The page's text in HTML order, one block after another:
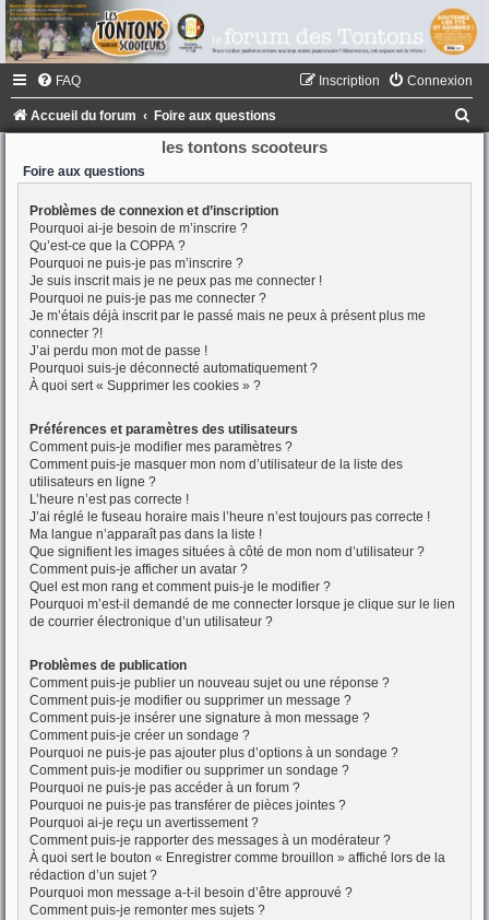
FAQ Connexion
Inscription
Accueil du forum Foire aux questions
les tontons scooteurs
Foire aux questions
Problèmes de connexion et d’inscription
Pourquoi ai-je besoin de m’inscrire ?
Qu’est-ce que la COPPA ?
Pourquoi ne puis-je pas m’inscrire ?
Je suis inscrit mais je ne peux pas me connecter !
Pourquoi ne puis-je pas me connecter ?
Je m’étais déjà inscrit par le passé mais ne peux à présent plus me
connecter ?!
J’ai perdu mon mot de passe !
Pourquoi suis-je déconnecté automatiquement ?
À quoi sert « Supprimer les cookies » ?
Préférences et paramètres des utilisateurs
Comment puis-je modifier mes paramètres ?
Comment puis-je masquer mon nom d’utilisateur de la liste des
utilisateurs en ligne ?
L’heure n’est pas correcte !
J’ai réglé le fuseau horaire mais l’heure n’est toujours pas correcte !
Ma langue n’apparaît pas dans la liste !
Que signifient les images situées à côté de mon nom d’utilisateur ?
Comment puis-je afficher un avatar ?
Quel est mon rang et comment puis-je le modifier ?
Pourquoi m’est-il demandé de me connecter lorsque je clique sur le lien
de courrier électronique d’un utilisateur ?
Problèmes de publication
Comment puis-je publier un nouveau sujet ou une réponse ?
Comment puis-je modifier ou supprimer un message ?
Comment puis-je insérer une signature à mon message ?
Comment puis-je créer un sondage ?
Pourquoi ne puis-je pas ajouter plus d’options à un sondage ?
Comment puis-je modifier ou supprimer un sondage ?
Pourquoi ne puis-je pas accéder à un forum ?
Pourquoi ne puis-je pas transférer de pièces jointes ?
Pourquoi ai-je reçu un avertissement ?
Comment puis-je rapporter des messages à un modérateur ?
À quoi sert le bouton « Enregistrer comme brouillon » affiché lors de la
rédaction d’un sujet ?
Pourquoi mon message a-t-il besoin d’être approuvé ?
Comment puis-je remonter mes sujets ?